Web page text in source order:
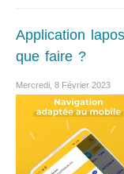
Application
que faire ?
Mercredi, 8 Février 2023